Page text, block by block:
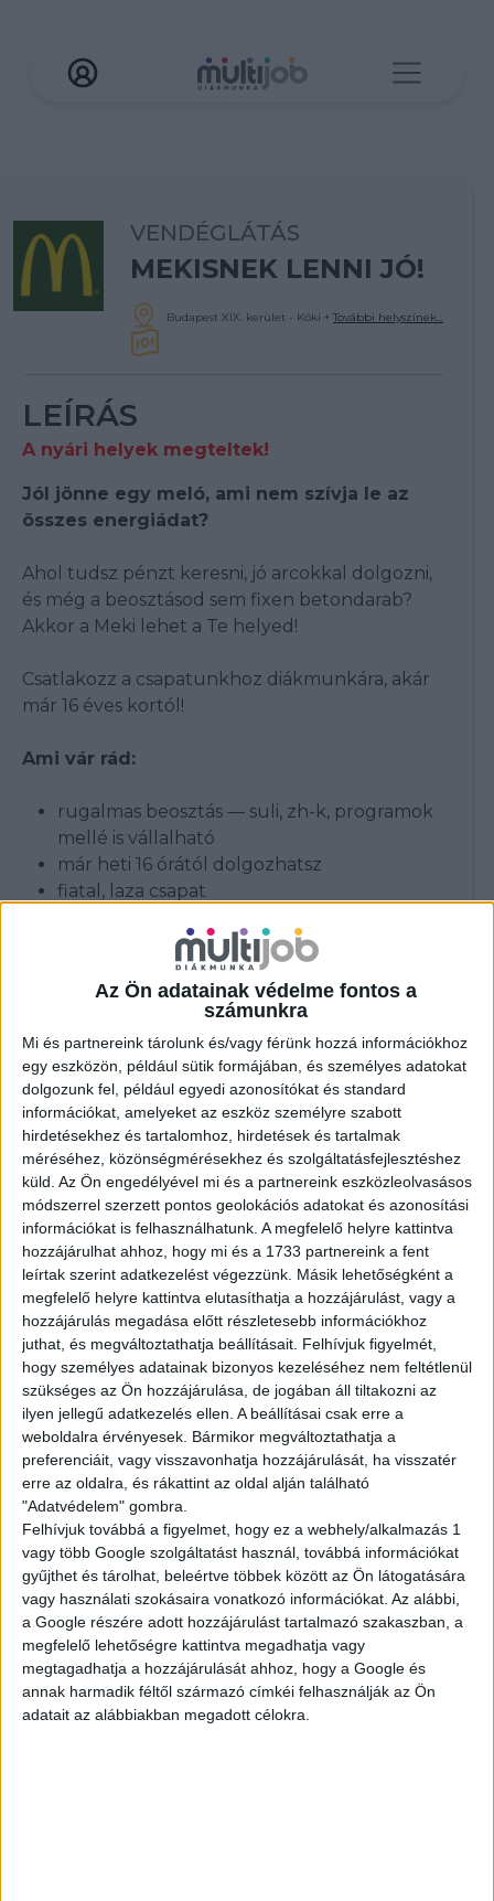
Az Ön adatainak védelme fontos a
számunkra
Mi és partnereink tárolunk és/vagy férünk hozzá információkhoz
egy eszközön, például sütik formájában, és személyes adatokat
dolgozunk fel, például egyedi azonosítókat és standard
információkat, amelyeket az eszköz személyre szabott
hirdetésekhez és tartalomhoz, hirdetések és tartalmak
méréséhez, közönségmérésekhez és szolgáltatásfejlesztéshez
küld. Az Ön engedélyével mi és a partnereink eszközleolvasásos
módszerrel szerzett pontos geolokációs adatokat és azonosítási
információkat is felhasználhatunk. A megfelelő helyre kattintva
hozzájárulhat ahhoz, hogy mi és a 1733 partnereink a fent
leírtak szerint adatkezelést végezzünk. Másik lehetőségként a
megfelelő helyre kattintva elutasíthatja a hozzájárulást, vagy a
hozzájárulás megadása előtt részletesebb információkhoz
juthat, és megváltoztathatja beállításait. Felhívjuk figyelmét,
hogy személyes adatainak bizonyos kezeléséhez nem feltétlenül
szükséges az Ön hozzájárulása, de jogában áll tiltakozni az
ilyen jellegű adatkezelés ellen. A beállításai csak erre a
weboldalra érvényesek. Bármikor megváltoztathatja a
preferenciáit, vagy visszavonhatja hozzájárulását, ha visszatér
erre az oldalra, és rákattint az oldal alján található
"Adatvédelem" gombra.
Felhívjuk továbbá a figyelmet, hogy ez a webhely/alkalmazás 1
vagy több Google szolgáltatást használ, továbbá információkat
gyűjthet és tárolhat, beleértve többek között az Ön látogatására
vagy használati szokásaira vonatkozó információkat. Az alábbi,
a Google részére adott hozzájárulást tartalmazó szakaszban, a
megfelelő lehetőségre kattintva megadhatja vagy
megtagadhatja a hozzájárulását ahhoz, hogy a Google és
annak harmadik féltől származó címkéi felhasználják az Ön
adatait az alábbiakban megadott célokra.
VENDÉGLÁTÁS
MEKISNEK LENNI JÓ!
Budapest XIX. kerület - Köki + További helyszínek...
LEÍRÁS
A nyári helyek megteltek!
Jól jönne egy meló, ami nem szívja le az
összes energiádat?
Ahol tudsz pénzt keresni, jó arcokkal dolgozni,
és még a beosztásod sem fixen betondarab?
Akkor a Meki lehet a Te helyed!
Csatlakozz a csapatunkhoz diákmunkára, akár
már 16 éves kortól!
Ami vár rád:
rugalmas beosztás — suli, zh-k, programok
mellé is vállalható
már heti 16 órától dolgozhatsz
fiatal, laza csapat
több étterem közül választhatsz
személyzeti kaja
McCard kedvezmények
fejlődési lehetőség, ha hosszabb távon
maradnál
És itt a legjobb rész:
Nem kell kivárnod a hónap végét, hogy
pénzhez juss.
AQuickPayszolgáltatással akár hetente
elkérheted a fizud.
Igen, tényleg!
Plusz számíthatsz extra pénzre esti, éjszakai és
ünnepnapi műszakoknál is.*
25 év alatt pedig a bruttó béred lényegében a
nettód is.
Ami kell hozzá:
minimum 16 éves kor, nyáron 15 (étteremtől
függően)
legalább 2 hónapos munkavégzés
Ha szeretnél egy olyan diákmelót, ami tényleg
összehozható a suli + élet kombóval, dobj egy
jelentkezést!